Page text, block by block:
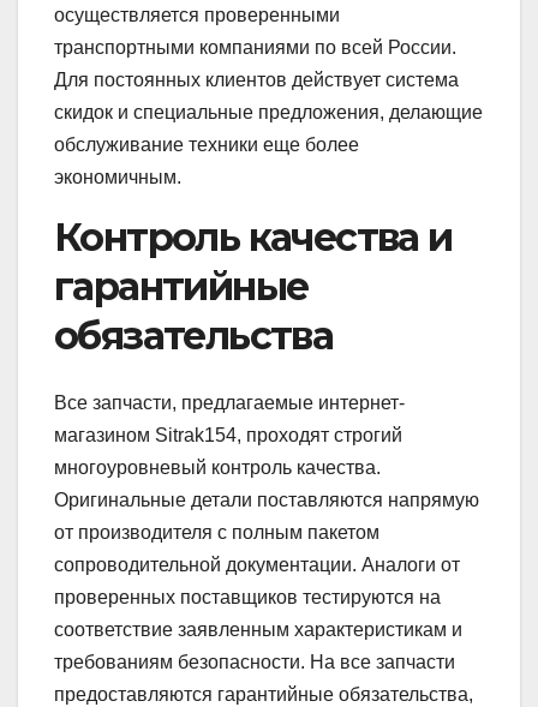
осуществляется проверенными
транспортными компаниями по всей России.
Для постоянных клиентов действует система
скидок и специальные предложения, делающие
обслуживание техники еще более
экономичным.
Контроль качества и
гарантийные
обязательства
Все запчасти, предлагаемые интернет-
магазином Sitrak154, проходят строгий
многоуровневый контроль качества.
Оригинальные детали поставляются напрямую
от производителя с полным пакетом
сопроводительной документации. Аналоги от
проверенных поставщиков тестируются на
соответствие заявленным характеристикам и
требованиям безопасности. На все запчасти
предоставляются гарантийные обязательства,